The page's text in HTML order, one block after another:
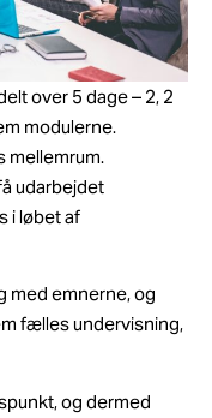
over 5 dage – 2, 2
modulerne.
mellemrum.
udarbejdet
i løbet af
med emnerne, og
fælles undervisning,
og dermed